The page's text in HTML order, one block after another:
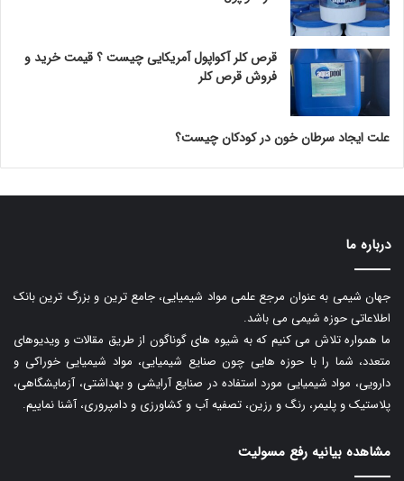
قرص کلر آکواپول آمریکایی چیست ؟ قیمت خرید و
فروش قرص کلر
علت ایجاد سرطان خون در کودکان چیست؟
درباره ما
جهان شیمی به عنوان مرجع علمی مواد شیمیایی، جامع ترین و بزرگ ترین بانک
اطلاعاتی حوزه شیمی می باشد.
ما همواره تلاش می کنیم که به شیوه های گوناگون از طریق مقالات و ویدیوهای
متعدد، شما را با حوزه هایی چون صنایع شیمیایی، مواد شیمیایی خوراکی و
دارویی، مواد شیمیایی مورد استفاده در صنایع آرایشی و بهداشتی، آزمایشگاهی،
پلاستیک و پلیمر، رنگ و رزین، تصفیه آب و کشاورزی و دامپروری، آشنا نماییم.
مشاهده بیانیه رفع مسولیت